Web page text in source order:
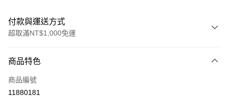
付款與運送方式
超取滿NT$1,000免運
信用卡一次付款
超商取貨付款
商品特色
商品編號
11880181